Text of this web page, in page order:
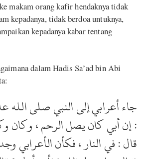
makam orang kafir hendaknya tidak
kepadanya, tidak berdoa untuknya,
kepadanya kabar tentang
dalam Hadis Sa’ad bin Abi
جاء أعرابي إلى النبي صلى الله
: إن أبي كان يصل الرحم ، وكان
قال : في النار ، فكأن الأعرابي